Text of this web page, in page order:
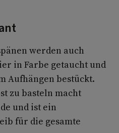
werden auch
in Farbe getaucht und
Aufhängen bestückt.
zu basteln macht
und ist ein
für die gesamte